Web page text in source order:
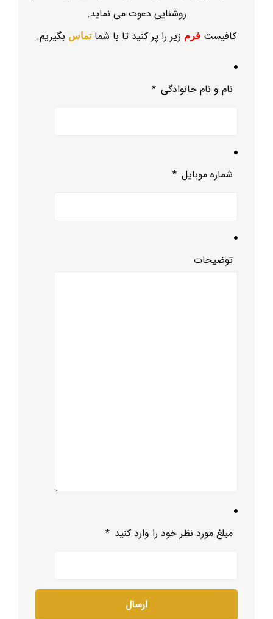
روشنایی دعوت می نماید.
کافیست فرم زیر را پر کنید تا با شماتماس بگیریم.
نام و نام خانوادگی *
شماره موبایل *
توضیحات
مبلغ مورد نظر خود را وارد کنید *